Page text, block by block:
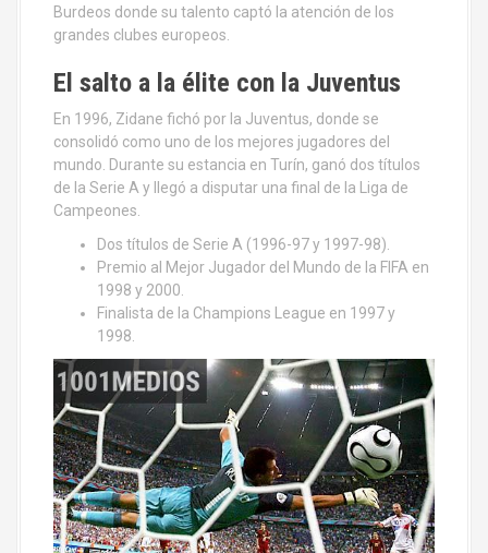
Burdeos donde su talento captó la atención de los
grandes clubes europeos.
El salto a la élite con la Juventus
En 1996, Zidane fichó por la Juventus, donde se
consolidó como uno de los mejores jugadores del
mundo. Durante su estancia en Turín, ganó dos títulos
de la Serie A y llegó a disputar una final de la Liga de
Campeones.
Dos títulos de Serie A (1996-97 y 1997-98).
Premio al Mejor Jugador del Mundo de la FIFA en
1998 y 2000.
Finalista de la Champions League en 1997 y
1998.